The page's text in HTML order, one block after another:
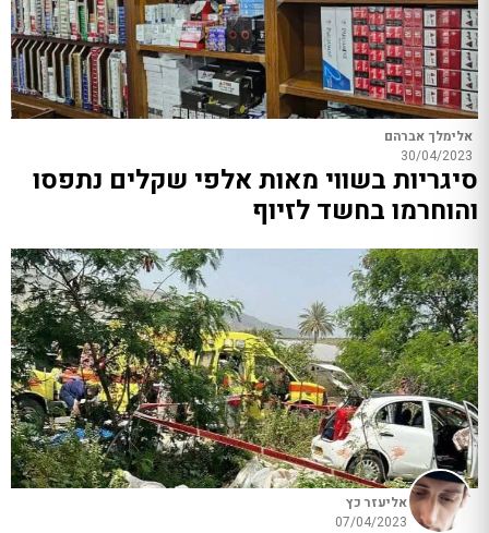
אלימלך אברהם
30/04/2023
סיגריות בשווי מאות אלפי שקלים נתפסו
והוחרמו בחשד לזיוף
אליעזר כץ
07/04/2023